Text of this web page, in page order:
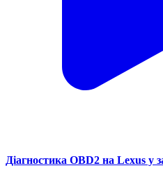
Діагностика OBD2 на Lexus у